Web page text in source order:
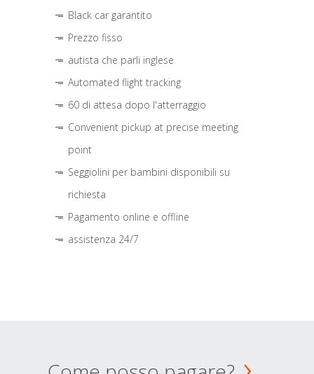
Black car garantito
Prezzo fisso
autista che parli inglese
Automated flight tracking
60 di attesa dopo l'atterraggio
Convenient pickup at precise meeting
point
Seggiolini per bambini disponibili su
richiesta
Pagamento online e offline
assistenza 24/7